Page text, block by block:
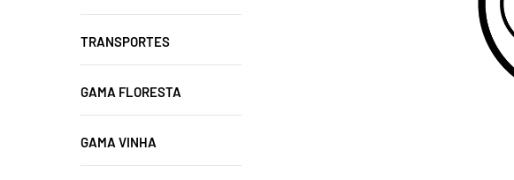
TRANSPORTES
GAMA FLORESTA
GAMA VINHA